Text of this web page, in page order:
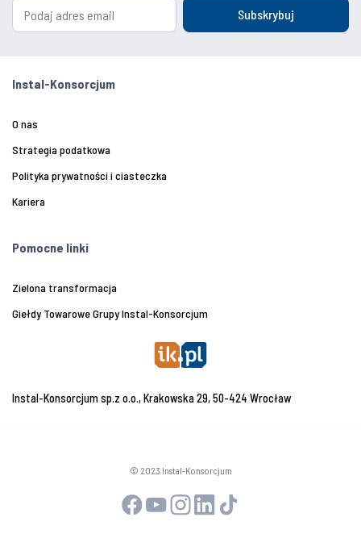
Subskrybuj
Instal-Konsorcjum
O nas
Strategia podatkowa
Polityka prywatności i ciasteczka
Kariera
Pomocne linki
Zielona transformacja
Giełdy Towarowe Grupy Instal-Konsorcjum
Instal-Konsorcjum sp.z o.o., Krakowska 29, 50-424 Wrocław
© 2023 Instal-Konsorcjum